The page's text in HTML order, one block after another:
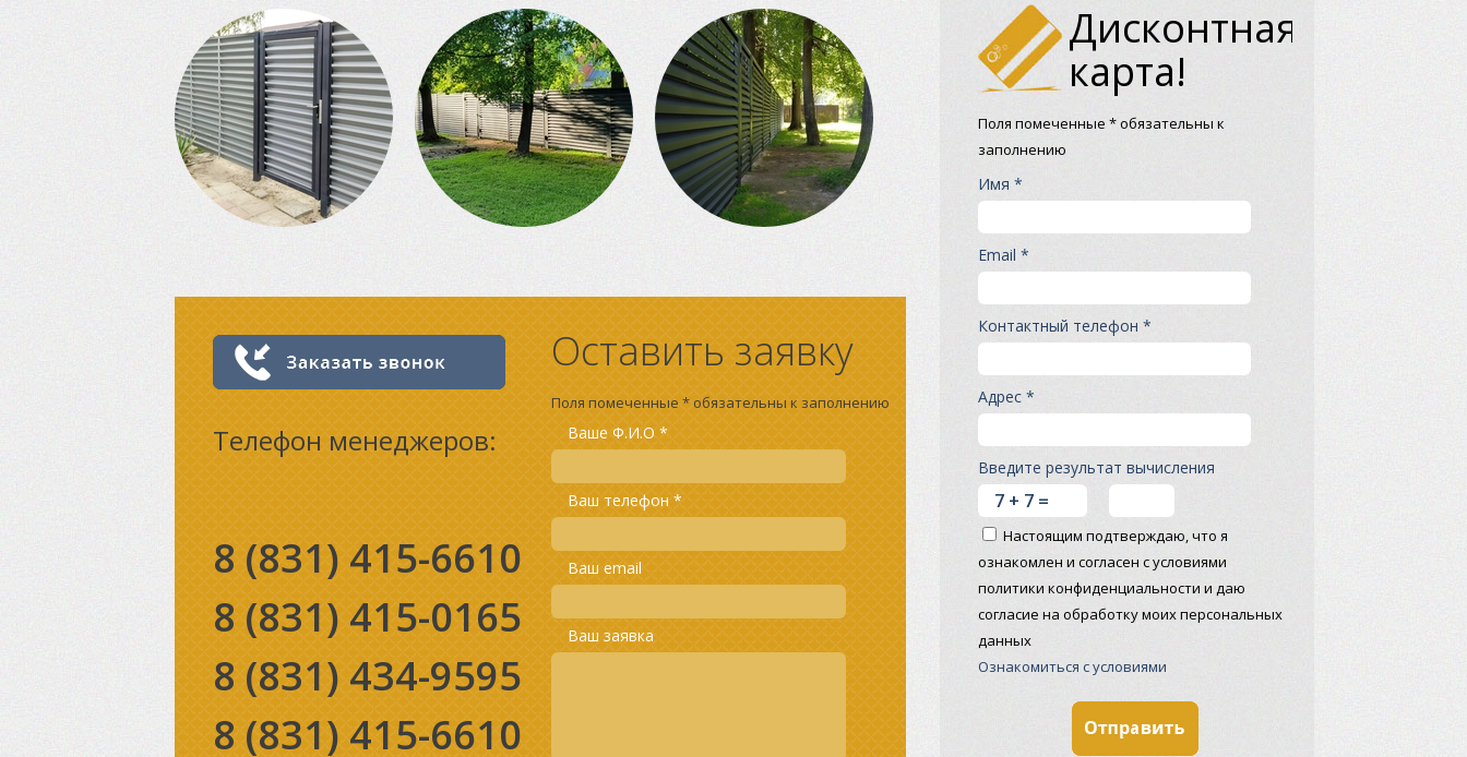
Телефон менеджеров:
8 (831) 415-6610
8 (831) 415-0165
8 (831) 434-9595
8 (831) 415-6610
Оставить заявку
Поля помеченные * обязательны к заполнению
Ваше Ф.И.О *
Ваш телефон *
Ваш email
Ваш заявка
Дисконтная
карта!
Поля помеченные * обязательны к
заполнению
Имя *
Email *
Контактный телефон *
Адрес *
Введите результат вычисления
Настоящим подтверждаю, что я
ознакомлен и согласен с условиями
политики конфиденциальности и даю
согласие на обработку моих персональных
данных
Ознакомиться с условиями